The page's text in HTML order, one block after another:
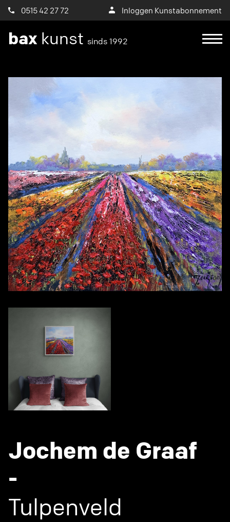
0515 42 27 72 Inloggen Kunstabonnement
bax kunst sinds 1992
Jochem de Graaf
-
Tulpenveld